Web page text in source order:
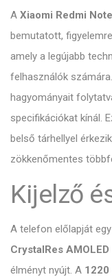
A Xiaomi Redmi
bemutatott,
amely a legújabb
felhasználók
hagyományait
specifikációkat kínál.
belső tárhellyel
zökkenőmentes
Kijelző
A telefon előlapját
CrystalRes
élményt nyújt. A